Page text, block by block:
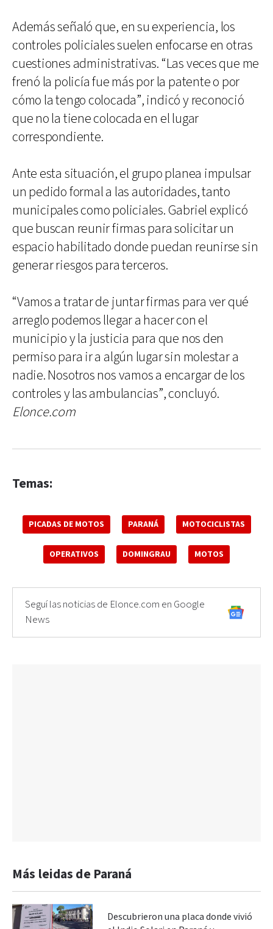
Además señaló que, en su experiencia, los
controles policiales suelen enfocarse en otras
cuestiones administrativas. “Las veces que me
frenó la policía fue más por la patente o por
cómo la tengo colocada”, indicó y reconoció
que no la tiene colocada en el lugar
correspondiente.
Ante esta situación, el grupo planea impulsar
un pedido formal a las autoridades, tanto
municipales como policiales. Gabriel explicó
que buscan reunir firmas para solicitar un
espacio habilitado donde puedan reunirse sin
generar riesgos para terceros.
“Vamos a tratar de juntar firmas para ver qué
arreglo podemos llegar a hacer con el
municipio y la justicia para que nos den
permiso para ir a algún lugar sin molestar a
nadie. Nosotros nos vamos a encargar de los
controles y las ambulancias”, concluyó.
Elonce.com
Temas:
PICADAS DE MOTOS PARANÁ MOTOCICLISTAS
OPERATIVOS DOMINGRAU MOTOS
Seguí las noticias de Elonce.com en Google
News
Más leidas de Paraná
Descubrieron una placa donde vivió